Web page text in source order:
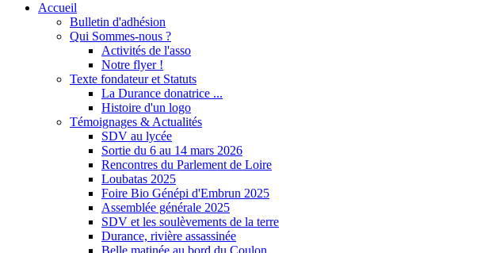
Accueil
Bulletin d'adhésion
Qui Sommes-nous ?
Activités de l'asso
Notre flyer !
Texte fondateur et Statuts
La Durance donatrice ...
Histoire d'un logo
Témoignages & Actualités
SDV au lycée
Sortie du 6 au 14 mars 2026
Rencontres du Parlement de Loire
Loubatas 2025
Foire Bio Génépi d'Embrun 2025
Assemblée générale 2025
SDV et les soulèvements de la terre
Durance, rivière assassinée